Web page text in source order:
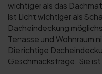
wichtiger als das
ist Licht wichtiger als
Dacheindeckung
Terrasse und Wohnraum
Die richtige
Geschmacksfrage. Sie ist